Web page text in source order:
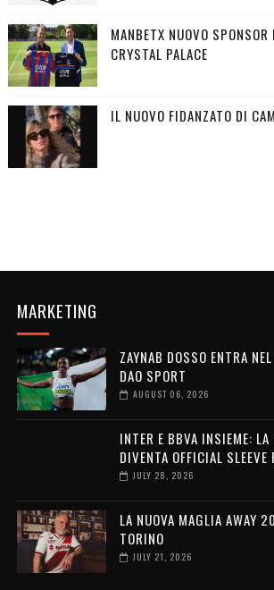
MANBETX NUOVO
CRYSTAL PALACE
IL NUOVO FIDANZATO DI
MARKETING
ZAYNAB DOSSO ENTRA
DAO SPORT
AUGUST 06, 2026
INTER E BBVA INSIEME:
DIVENTA OFFICIAL SLEEVE
JULY 28, 2026
LA NUOVA MAGLIA AWAY
TORINO
JULY 21, 2026